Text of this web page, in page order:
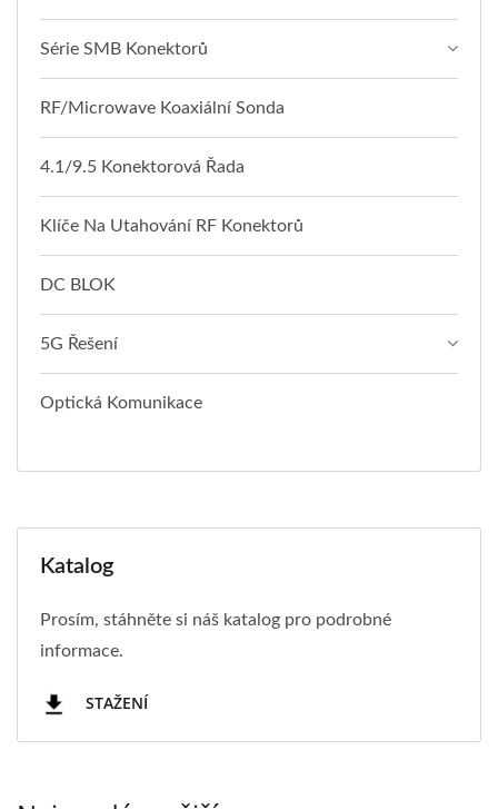
Série SMB Konektorů
RF/Microwave Koaxiální Sonda
4.1/9.5 Konektorová Řada
Klíče Na Utahování RF Konektorů
DC BLOK
5G Řešení
Optická Komunikace
Katalog
Prosím, stáhněte si náš katalog pro podrobné
informace.
STAŽENÍ